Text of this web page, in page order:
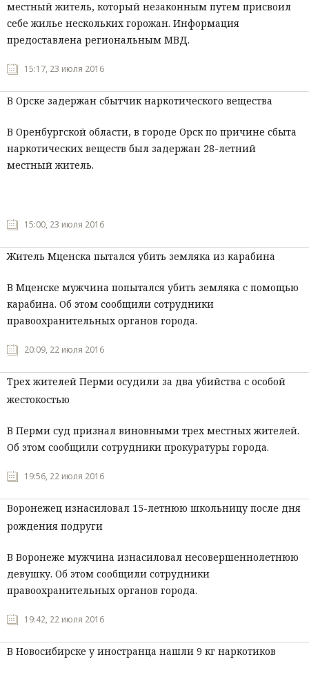
местный житель, который незаконным путем присвоил
себе жилье нескольких горожан. Информация
предоставлена региональным МВД.
15:17, 23 июля 2016
В Орске задержан сбытчик наркотического вещества
В Оренбургской области, в городе Орск по причине сбыта
наркотических веществ был задержан 28-летний
местный житель.
15:00, 23 июля 2016
Житель Мценска пытался убить земляка из карабина
В Мценске мужчина попытался убить земляка с помощью
карабина. Об этом сообщили сотрудники
правоохранительных органов города.
20:09, 22 июля 2016
Трех жителей Перми осудили за два убийства с особой
жестокостью
В Перми суд признал виновными трех местных жителей.
Об этом сообщили сотрудники прокуратуры города.
19:56, 22 июля 2016
Воронежец изнасиловал 15-летнюю школьницу после дня
рождения подруги
В Воронеже мужчина изнасиловал несовершеннолетнюю
девушку. Об этом сообщили сотрудники
правоохранительных органов города.
19:42, 22 июля 2016
В Новосибирске у иностранца нашли 9 кг наркотиков